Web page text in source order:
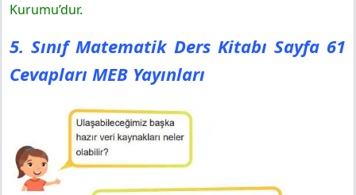
Kurumu’dur.
5. Sınıf Matematik Ders Kitabı Sayfa 61
Cevapları MEB Yayınları